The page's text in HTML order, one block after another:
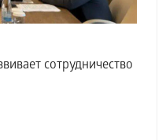
сотрудничество